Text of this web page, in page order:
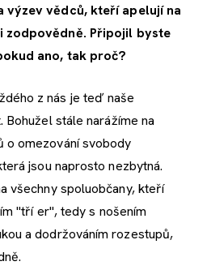
výzev vědců, kteří apelují na
zodpovědně. Připojil byste
ano, tak proč?
z nás je teď naše
Bohužel stále narážíme na
o omezování svobody
jsou naprosto nezbytná.
všechny spoluobčany, kteří
"tří er", tedy s nošením
a dodržováním rozestupů,